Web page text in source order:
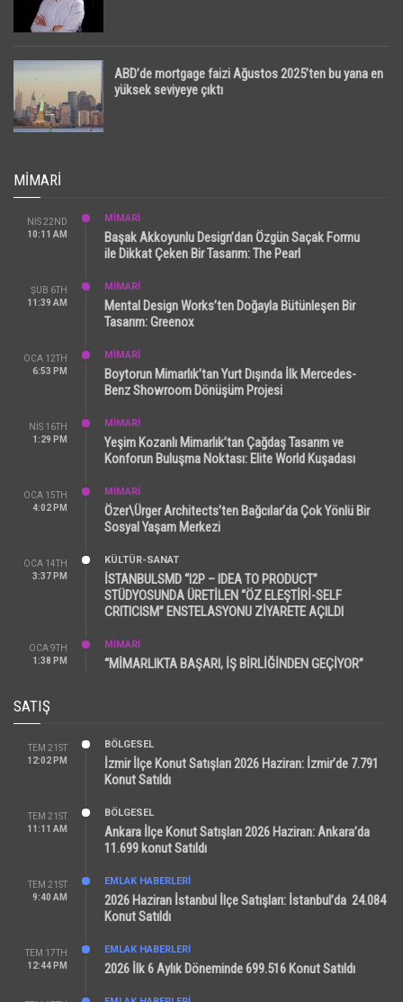
ABD’de mortgage faizi Ağustos 2025’ten bu yana en
yüksek seviyeye çıktı
MIMARI
NIS 22ND
10:11 AM
MİMARİ
Başak Akkoyunlu Design’dan Özgün Saçak Formu
ile Dikkat Çeken Bir Tasarım: The Pearl
ŞUB 6TH
11:39 AM
MİMARİ
Mental Design Works’ten Doğayla Bütünleşen Bir
Tasarım: Greenox
OCA 12TH
6:53 PM
MİMARİ
Boytorun Mimarlık’tan Yurt Dışında İlk Mercedes-
Benz Showroom Dönüşüm Projesi
NIS 16TH
1:29 PM
MİMARİ
Yeşim Kozanlı Mimarlık’tan Çağdaş Tasarım ve
Konforun Buluşma Noktası: Elite World Kuşadası
OCA 15TH
4:02 PM
MİMARİ
Özer\Ürger Architects’ten Bağcılar’da Çok Yönlü Bir
Sosyal Yaşam Merkezi
OCA 14TH
3:37 PM
KÜLTÜR-SANAT
İSTANBULSMD “I2P – IDEA TO PRODUCT”
STÜDYOSUNDA ÜRETİLEN “ÖZ ELEŞTİRİ-SELF
CRITICISM” ENSTELASYONU ZİYARETE AÇILDI
OCA 9TH
1:38 PM
MİMARİ
“MİMARLIKTA BAŞARI, İŞ BİRLİĞİNDEN GEÇİYOR”
SATIŞ
TEM 21ST
12:02 PM
BÖLGESEL
İzmir İlçe Konut Satışları 2026 Haziran: İzmir’de 7.791
Konut Satıldı
TEM 21ST
11:11 AM
BÖLGESEL
Ankara İlçe Konut Satışları 2026 Haziran: Ankara’da
11.699 konut Satıldı
TEM 21ST
9:40 AM
EMLAK HABERLERI
2026 Haziran İstanbul İlçe Satışları: İstanbul’da 24.084
Konut Satıldı
TEM 17TH
12:44 PM
EMLAK HABERLERI
2026 İlk 6 Aylık Döneminde 699.516 Konut Satıldı